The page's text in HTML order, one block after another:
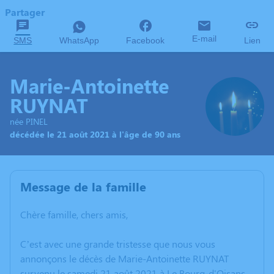
Partager
SMS WhatsApp Facebook E-mail Lien
Marie-Antoinette
RUYNAT
née PINEL
décédée le 21 août 2021 à l'âge de 90 ans
Message de la famille
Chère famille, chers amis,
C’est avec une grande tristesse que nous vous
annonçons le décès de Marie-Antoinette RUYNAT